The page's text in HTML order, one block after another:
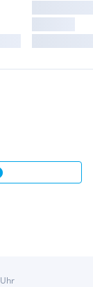
Uhr